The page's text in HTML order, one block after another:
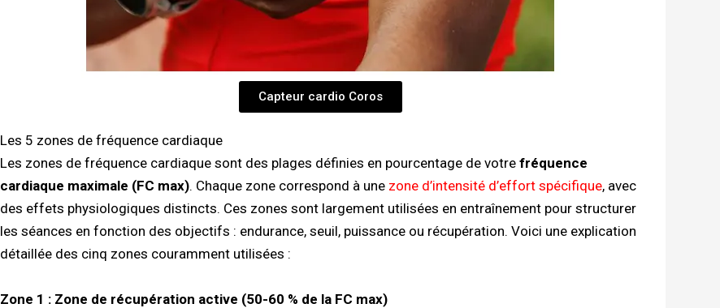
Capteur cardio Coros
Les 5 zones de fréquence cardiaque
Les zones de fréquence cardiaque sont des plages définies en pourcentage de votre fréquence
cardiaque maximale (FC max). Chaque zone correspond à une zone d’intensité d’effort spécifique, avec
des effets physiologiques distincts. Ces zones sont largement utilisées en entraînement pour structurer
les séances en fonction des objectifs : endurance, seuil, puissance ou récupération. Voici une explication
détaillée des cinq zones couramment utilisées :
Zone 1 : Zone de récupération active (50-60 % de la FC max)